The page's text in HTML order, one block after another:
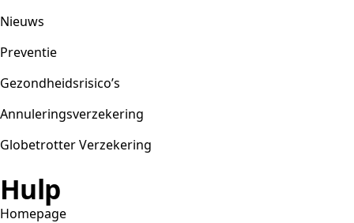
Nieuws
Preventie
Gezondheidsrisico’s
Annuleringsverzekering
Globetrotter Verzekering
Hulp
Homepage